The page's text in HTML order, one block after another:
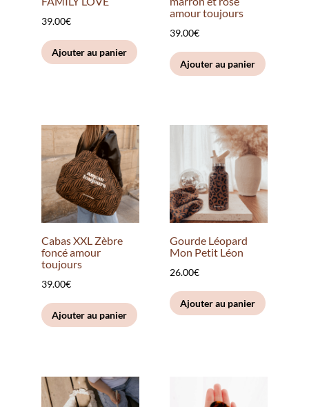
39.00€
Ajouter au panier
amour toujours
39.00€
Ajouter au panier
Cabas XXL Zèbre
foncé amour
toujours
39.00€
Ajouter au panier
Gourde Léopard
Mon Petit Léon
26.00€
Ajouter au panier